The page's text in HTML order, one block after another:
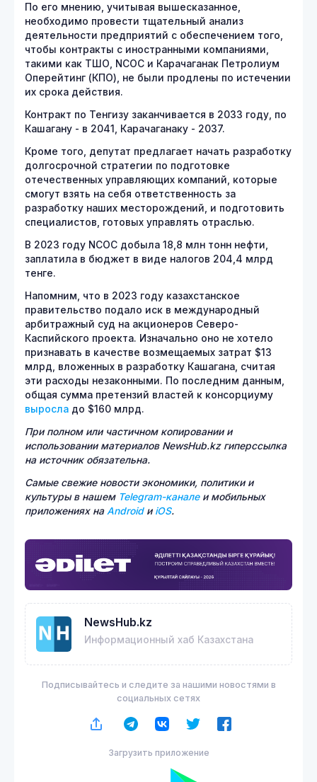
По его мнению, учитывая вышесказанное,
необходимо провести тщательный анализ
деятельности предприятий с обеспечением того,
чтобы контракты с иностранными компаниями,
такими как ТШО, NCOC и Карачаганак Петролиум
Оперейтинг (КПО), не были продлены по истечении
их срока действия.
Контракт по Тенгизу заканчивается в 2033 году, по
Кашагану - в 2041, Карачаганаку - 2037.
Кроме того, депутат предлагает начать разработку
долгосрочной стратегии по подготовке
отечественных управляющих компаний, которые
смогут взять на себя ответственность за
разработку наших месторождений, и подготовить
специалистов, готовых управлять отраслью.
В 2023 году NCOC добыла 18,8 млн тонн нефти,
заплатила в бюджет в виде налогов 204,4 млрд
тенге.
Напомним, что в 2023 году казахстанское
правительство подало иск в международный
арбитражный суд на акционеров Северо-
Каспийского проекта. Изначально оно не хотело
признавать в качестве возмещаемых затрат $13
млрд, вложенных в разработку Кашагана, считая
эти расходы незаконными. По последним данным,
общая сумма претензий властей к консорциуму
выросла до $160 млрд.
При полном или частичном копировании и
использовании материалов NewsHub.kz гиперссылка
на источник обязательна.
Самые свежие новости экономики, политики и
культуры в нашем Telegram-каналеи мобильных
приложениях на Android и iOS.
NewsHub.kz
Информационный хаб Казахстана
Подписывайтесь и следите за нашими новостями в
социальных сетях
Загрузить приложение